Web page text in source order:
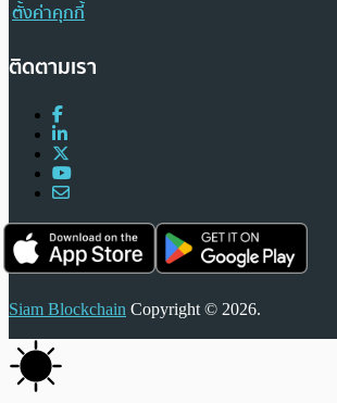
ตั้งค่าคุกกี้
ติดตามเรา
Siam Blockchain Copyright © 2026.